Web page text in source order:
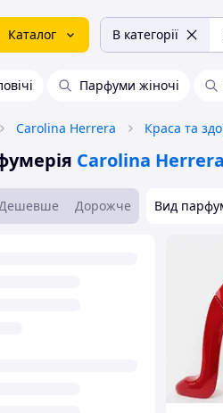
Каталог В категорії
Парфуми жіночі
Carolina Herrera Краса та
Carolina Herrera
Дорожче Вид